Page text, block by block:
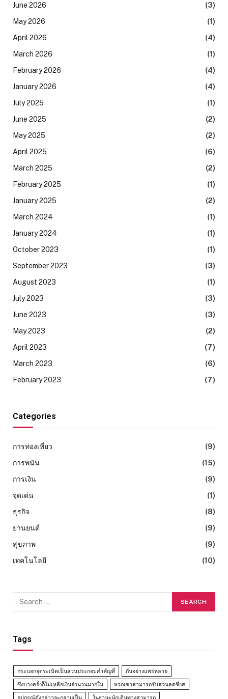
June 2026
(3)
May 2026
(1)
April 2026
(4)
March 2026
(1)
February 2026
(4)
January 2026
(4)
July 2025
(1)
June 2025
(2)
May 2025
(2)
April 2025
(6)
March 2025
(2)
February 2025
(1)
January 2025
(2)
March 2024
(1)
January 2024
(1)
October 2023
(1)
September 2023
(3)
August 2023
(1)
July 2023
(3)
June 2023
(3)
May 2023
(2)
April 2023
(7)
March 2023
(6)
February 2023
(7)
Categories
การท่องเที่ยว
(9)
การพนัน
(15)
การเงิน
(9)
จุดเด่น
(1)
ธุรกิจ
(8)
ยานยนต์
(9)
สุขภาพ
(9)
เทคโนโลยี
(10)
Tags
กระบอกจุดระเบิดเป็นส่วนประกอบสำคัญที่ กันอย่างแพร่หลาย
ซึ่งบางครั้งก็ไม่เหลือเงินจำนวนมากใน พวกเขาสามารถรับส่วนลดซึ่งส
อุปกรณ์ดังกล่าวจะกลายเป็น ในฐานะนักเดินทางสามารถ